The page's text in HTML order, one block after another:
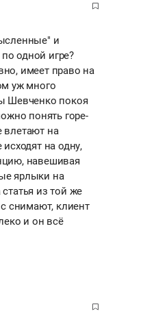
и
одной игре?
имеет право на
уж много
Шевченко покоя
понять горе-
влетают на
на одну,
навешивая
ярлыки на
из той же
снимают, клиент
и он всё